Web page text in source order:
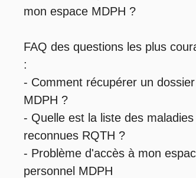
mon espace MDPH ?
FAQ des questions les plus
:
- Comment récupérer un dossier
MDPH ?
- Quelle est la liste des maladies
reconnues RQTH ?
- Problème d'accès à mon
personnel MDPH